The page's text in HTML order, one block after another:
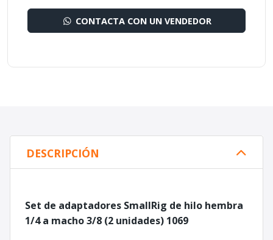
CONTACTA CON UN VENDEDOR
DESCRIPCIÓN
Set de adaptadores SmallRig de hilo hembra
1/4 a macho 3/8 (2 unidades) 1069